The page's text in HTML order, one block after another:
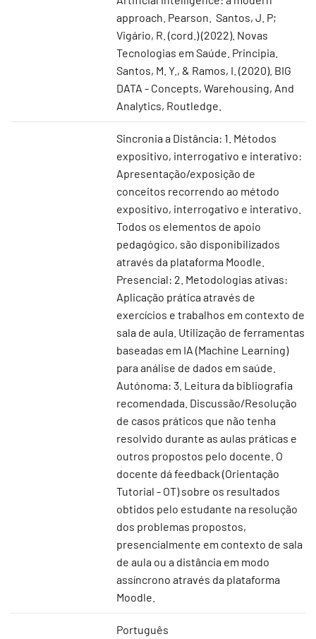
approach. Pearson. Santos, J. P;
Vigário, R. (cord.) (2022). Novas
Tecnologias em Saúde. Principia.
Santos, M. Y., & Ramos, I. (2020). BIG
DATA - Concepts, Warehousing, And
Analytics, Routledge.
Sincronia a Distância: 1. Métodos
expositivo, interrogativo e interativo:
Apresentação/exposição de
conceitos recorrendo ao método
expositivo, interrogativo e interativo.
Todos os elementos de apoio
pedagógico, são disponibilizados
através da plataforma Moodle.
Presencial: 2. Metodologias ativas:
Aplicação prática através de
exercícios e trabalhos em contexto de
sala de aula. Utilização de ferramentas
baseadas em IA (Machine Learning)
para análise de dados em saúde.
Autónoma: 3. Leitura da bibliografia
recomendada. Discussão/Resolução
de casos práticos que não tenha
resolvido durante as aulas práticas e
outros propostos pelo docente. O
docente dá feedback (Orientação
Tutorial - OT) sobre os resultados
obtidos pelo estudante na resolução
dos problemas propostos,
presencialmente em contexto de sala
de aula ou a distância em modo
assíncrono através da plataforma
Moodle.
Português